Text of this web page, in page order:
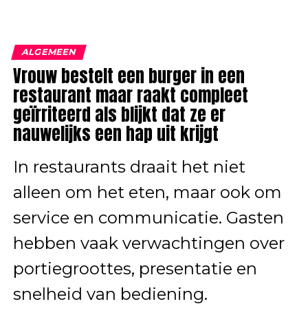
ALGEMEEN
Vrouw bestelt een burger in een
restaurant maar raakt compleet
geïrriteerd als blijkt dat ze er
nauwelijks een hap uit krijgt
In restaurants draait het niet
alleen om het eten, maar ook om
service en communicatie. Gasten
hebben vaak verwachtingen over
portiegroottes, presentatie en
snelheid van bediening.